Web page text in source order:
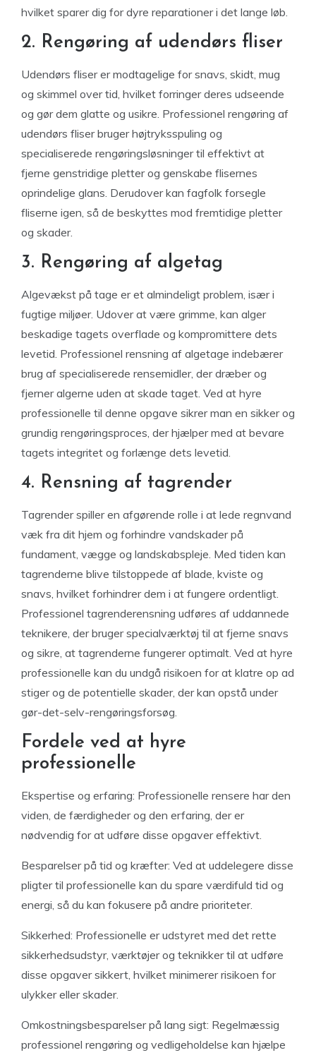
hvilket sparer dig for dyre reparationer i det lange løb.
2. Rengøring af udendørs fliser
Udendørs fliser er modtagelige for snavs, skidt, mug
og skimmel over tid, hvilket forringer deres udseende
og gør dem glatte og usikre. Professionel rengøring af
udendørs fliser bruger højtryksspuling og
specialiserede rengøringsløsninger til effektivt at
fjerne genstridige pletter og genskabe flisernes
oprindelige glans. Derudover kan fagfolk forsegle
fliserne igen, så de beskyttes mod fremtidige pletter
og skader.
3. Rengøring af algetag
Algevækst på tage er et almindeligt problem, især i
fugtige miljøer. Udover at være grimme, kan alger
beskadige tagets overflade og kompromittere dets
levetid. Professionel rensning af algetage indebærer
brug af specialiserede rensemidler, der dræber og
fjerner algerne uden at skade taget. Ved at hyre
professionelle til denne opgave sikrer man en sikker og
grundig rengøringsproces, der hjælper med at bevare
tagets integritet og forlænge dets levetid.
4. Rensning af tagrender
Tagrender spiller en afgørende rolle i at lede regnvand
væk fra dit hjem og forhindre vandskader på
fundament, vægge og landskabspleje. Med tiden kan
tagrenderne blive tilstoppede af blade, kviste og
snavs, hvilket forhindrer dem i at fungere ordentligt.
Professionel tagrenderensning udføres af uddannede
teknikere, der bruger specialværktøj til at fjerne snavs
og sikre, at tagrenderne fungerer optimalt. Ved at hyre
professionelle kan du undgå risikoen for at klatre op ad
stiger og de potentielle skader, der kan opstå under
gør-det-selv-rengøringsforsøg.
Fordele ved at hyre
professionelle
Ekspertise og erfaring: Professionelle rensere har den
viden, de færdigheder og den erfaring, der er
nødvendig for at udføre disse opgaver effektivt.
Besparelser på tid og kræfter: Ved at uddelegere disse
pligter til professionelle kan du spare værdifuld tid og
energi, så du kan fokusere på andre prioriteter.
Sikkerhed: Professionelle er udstyret med det rette
sikkerhedsudstyr, værktøjer og teknikker til at udføre
disse opgaver sikkert, hvilket minimerer risikoen for
ulykker eller skader.
Omkostningsbesparelser på lang sigt: Regelmæssig
professionel rengøring og vedligeholdelse kan hjælpe